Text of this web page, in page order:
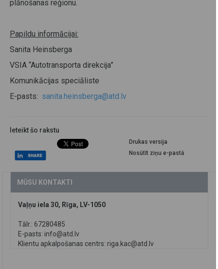
plānošanas reģionu.
Papildu informācijai:
Sanita Heinsberga
VSIA “Autotransporta direkcija”
Komunikācijas speciāliste
E-pasts: sanita.heinsberga@atd.lv
Ieteikt šo rakstu
Drukas versija
Nosūtīt ziņu e-pastā
MŪSU KONTAKTI
Vaļņu iela 30, Rīga, LV-1050
Tālr.: 67280485
E-pasts: info@atd.lv
Klientu apkalpošanas centrs: riga.kac@atd.lv